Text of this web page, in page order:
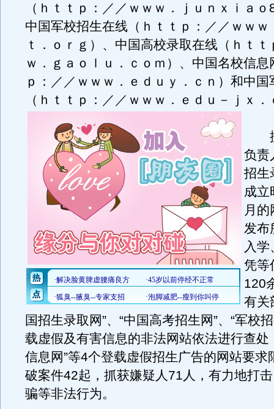
（ｈｔｔｐ：／／ｗｗｗ．ｊｕｎｘｉａ
中国军校招生在线（ｈｔｔｐ：／／ｗｗｗ
ｔ．ｏｒｇ）、中国高校录取在线（ｈｔ
ｗ．ｇａｏｌｕ．ｃｏｍ）、中国名校信息
ｐ：／／ｗｗｗ．ｅｄｕｙ．ｃｎ）和中国
（ｈｔｔｐ：／／ｗｗｗ．ｅｄｕ－ｊｘ．
据
负责
招生
成立
月
发布
入
凭等
120
有关
国招生录取网”、“中国高考招生网”、“军校
载虚假及有害信息的非法网站依法进行查处
信息网”等4个登载虚假招生广告的网站要求
破案件42起，抓获嫌疑人71人，有力地打
骗等非法行为。